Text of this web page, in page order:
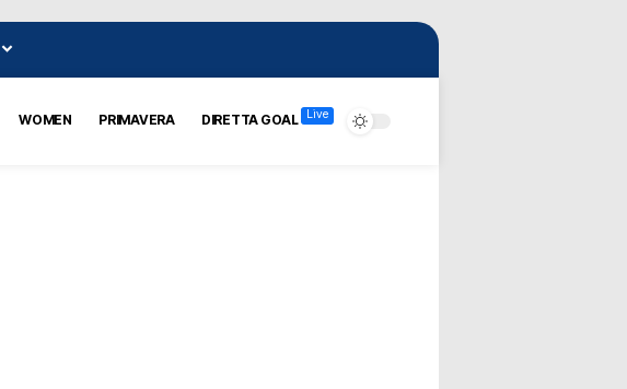
WOMEN PRIMAVERA DIRETTA GOAL Live